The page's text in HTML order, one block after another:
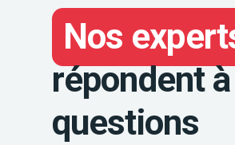
Nos
répondent
questions